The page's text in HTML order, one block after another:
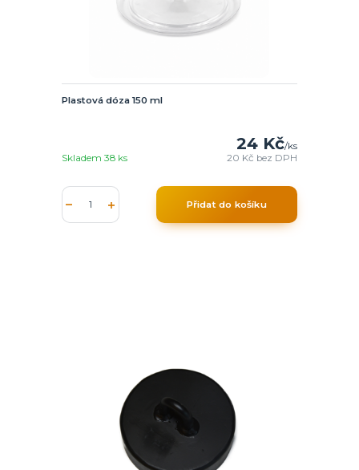
Plastová dóza 150 ml
24 Kč/ks
20 Kč bez DPH
Skladem 38 ks
Přidat do košíku